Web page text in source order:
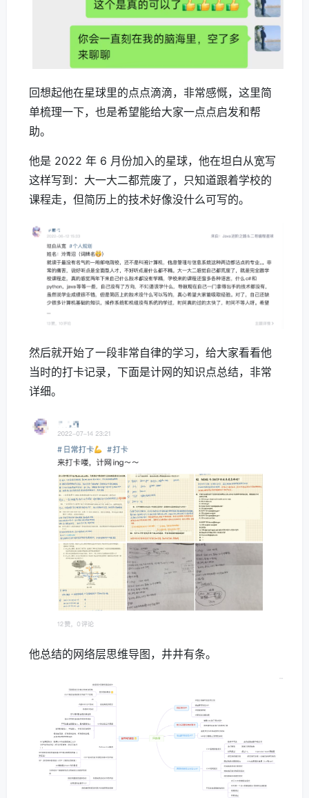
回想起他在星球里的点点滴滴，非常感慨，这里简
单梳理一下，也是希望能给大家一点点启发和帮
助。
他是 2022 年 6 月份加入的星球，他在坦白从宽写
这样写到：大一大二都荒废了，只知道跟着学校的
课程走，但简历上的技术好像没什么可写的。
然后就开始了一段非常自律的学习，给大家看看他
当时的打卡记录，下面是计网的知识点总结，非常
详细。
他总结的网络层思维导图，井井有条。